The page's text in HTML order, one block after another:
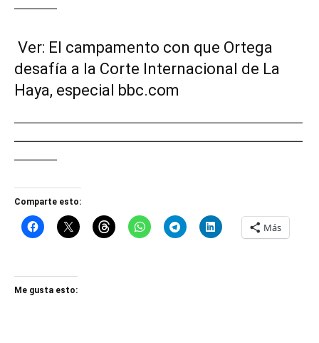
————
Ver: El campamento con que Ortega
desafía a la Corte Internacional de La
Haya, especial bbc.com
———————————————————————————
———————————————————————————
————
Comparte esto:
Más
Me gusta esto: